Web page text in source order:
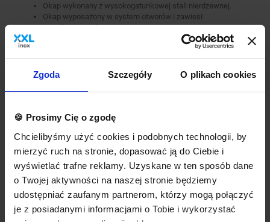
Zgoda Szczegóły O plikach cookies
🍪 Prosimy Cię o zgodę
Chcielibyśmy użyć cookies i podobnych technologii, by
mierzyć ruch na stronie, dopasować ją do Ciebie i
wyświetlać trafne reklamy. Uzyskane w ten sposób dane
o Twojej aktywności na naszej stronie będziemy
udostępniać zaufanym partnerom, którzy mogą połączyć
je z posiadanymi informacjami o Tobie i wykorzystać
Okap wykonany z wysokogatunkowej stali nierdzewnej.
Okap wyposażony w system otworów i zawiesi
umożliwiających montaż.
Króćce stanowią dodatkowe wyposażenie okapu.
Okap należy podłączyć do wentylatora lub instalacji
wentylacyjnej w budynku.
Opcje dodatkowe
wykonanie w standardzie AISI 304
inne dodatkowe wymagania
Wyposażenie dodatkowe dostępne za dopłatą. Prosimy o wybranie
odpowiednich opcji przed dodaniem produktu do koszyka. W
przypadku niestandardowych wymagań dotyczących produktu
prosimy o dodanie komentarza w polu Dodatkowe wymagania.
Najwyższa jakość wykonania